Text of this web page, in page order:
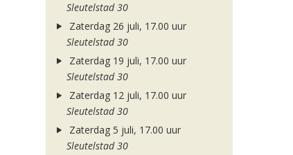
Sleutelstad 30
Zaterdag 26 juli, 17.00 uur
Sleutelstad 30
Zaterdag 19 juli, 17.00 uur
Sleutelstad 30
Zaterdag 12 juli, 17.00 uur
Sleutelstad 30
Zaterdag 5 juli, 17.00 uur
Sleutelstad 30